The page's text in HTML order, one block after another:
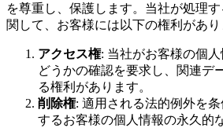
を尊重し、保護します。当社が処理
関して、お客様には以下の権利があり
アクセス権: 当社がお客様の個
どうかの確認を要求し、関連デ
る権利があります。
削除権: 適用される法的例外を
するお客様の個人情報の永久的